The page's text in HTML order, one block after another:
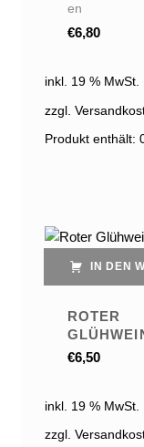
en
€6,80
inkl. 19 % MwSt.
zzgl.
Produkt enthält:
IN DEN
ROTER
€6,50
inkl. 19 % MwSt.
zzgl.